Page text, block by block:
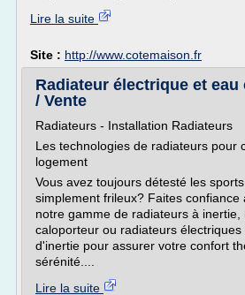
Lire la suite
Site : http://www.cotemaison.fr
Radiateur électrique et eau
/ Vente
Radiateurs - Installation Radiateurs
Les technologies de radiateurs pour
logement
Vous avez toujours détesté les
simplement frileux? Faites confiance
notre gamme de radiateurs à
caloporteur ou radiateurs
d'inertie pour assurer votre confort
sérénité....
Lire la suite